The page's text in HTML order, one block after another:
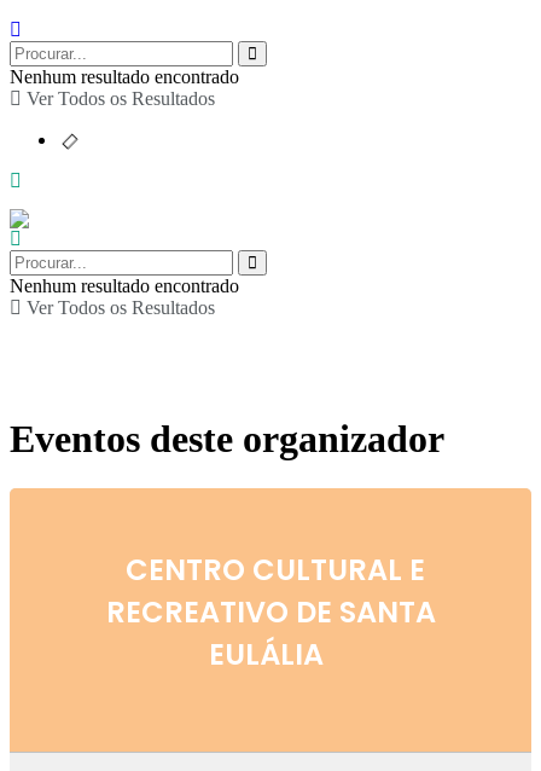
Nenhum resultado encontrado
Ver Todos os Resultados
Nenhum resultado encontrado
Ver Todos os Resultados
Eventos deste organizador
CENTRO CULTURAL E
RECREATIVO DE SANTA
EULÁLIA